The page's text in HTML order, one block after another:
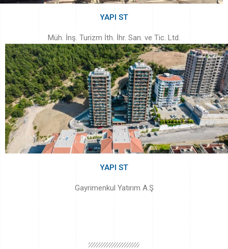
YAPI ST
Müh. İnş. Turizm İth. İhr. San. ve Tic. Ltd.
YAPI ST
Gayrimenkul Yatırım A.Ş